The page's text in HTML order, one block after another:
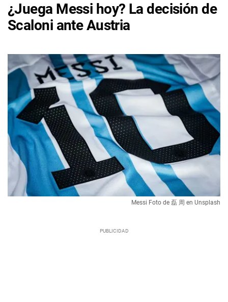
¿Juega Messi hoy? La decisión de
Scaloni ante Austria
Messi Foto de 磊 周 en Unsplash